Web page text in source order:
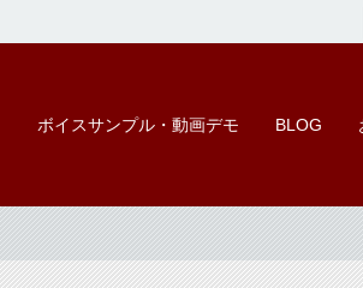
ボイスサンプル・動画デモ BLOG